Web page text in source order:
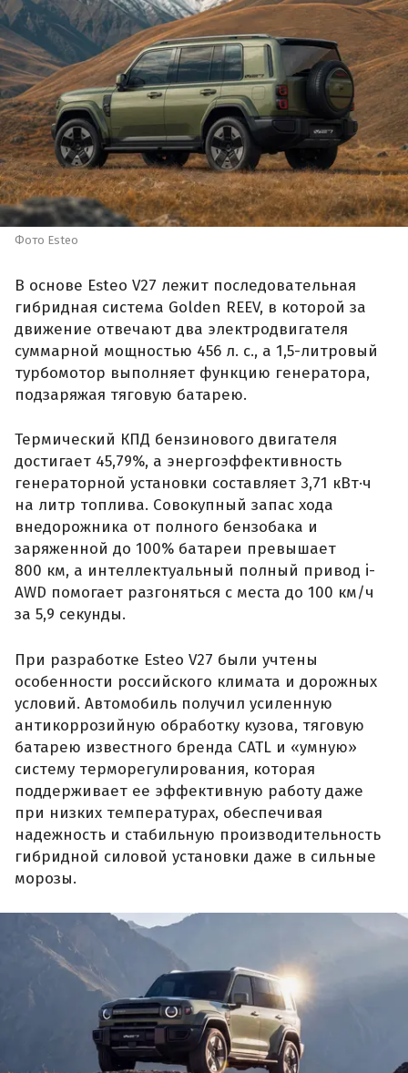
Фото Esteo
В основе Esteo V27 лежит последовательная
гибридная система Golden REEV, в которой за
движение отвечают два электродвигателя
суммарной мощностью 456 л. с., а 1,5-литровый
турбомотор выполняет функцию генератора,
подзаряжая тяговую батарею.
Термический КПД бензинового двигателя
достигает 45,79%, а энергоэффективность
генераторной установки составляет 3,71 кВт·ч
на литр топлива. Совокупный запас хода
внедорожника от полного бензобака и
заряженной до 100% батареи превышает
800 км, а интеллектуальный полный привод i-
AWD помогает разгоняться с места до 100 км/ч
за 5,9 секунды.
При разработке Esteo V27 были учтены
особенности российского климата и дорожных
условий. Автомобиль получил усиленную
антикоррозийную обработку кузова, тяговую
батарею известного бренда CATL и «умную»
систему терморегулирования, которая
поддерживает ее эффективную работу даже
при низких температурах, обеспечивая
надежность и стабильную производительность
гибридной силовой установки даже в сильные
морозы.